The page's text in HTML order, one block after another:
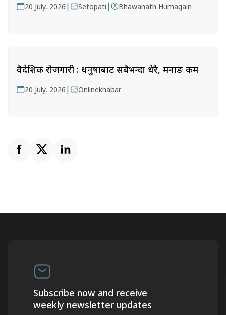
20 July, 2026 | Setopati | Bhawanath Humagain
वैदेशिक रोजगारी : धनुषाबाट सबैभन्दा धेरै, मनाङ कम
20 July, 2026 | Onlinekhabar
Subscribe now and receive
weekly newsletter updates